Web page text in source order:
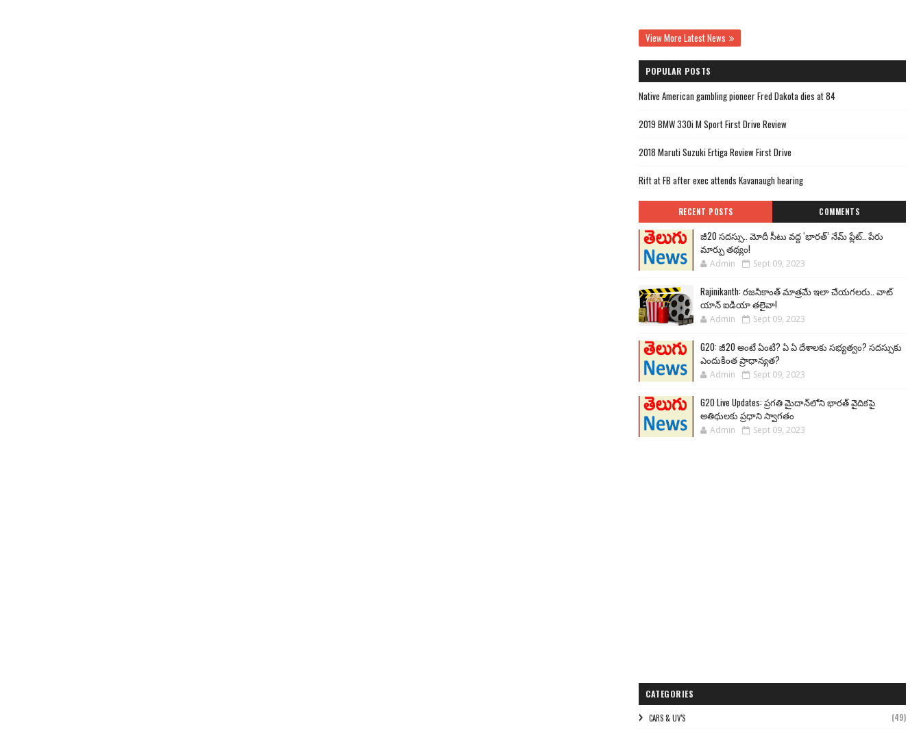
View More Latest News
POPULAR POSTS
Native American gambling pioneer Fred Dakota dies at 84
2019 BMW 330i M Sport First Drive Review
2018 Maruti Suzuki Ertiga Review First Drive
Rift at FB after exec attends Kavanaugh hearing
RECENT POSTS COMMENTS
జీ20 సదస్సు.. మోదీ సీటు వద్ద ‘భారత్’ నేమ్ ప్లేట్‌.. పేరు
మార్పు తథ్యం!
Admin Sept 09, 2023
Rajinikanth: రజనీకాంత్ మాత్రమే ఇలా చేయగలరు.. వాట్
యాన్ ఐడియా తలైవా!
Admin Sept 09, 2023
G20: జీ20 అంటే ఏంటి? ఏ ఏ దేశాలకు సభ్యత్వం? సదస్సుకు
ఎందుకింత ప్రాధాన్యత?
Admin Sept 09, 2023
G20 Live Updates: ప్రగతి మైదాన్‌లోని భారత్ వైదికపై
అతిథులకు ప్రధాని స్వాగతం
Admin Sept 09, 2023
CATEGORIES
CARS & UV'S (49)